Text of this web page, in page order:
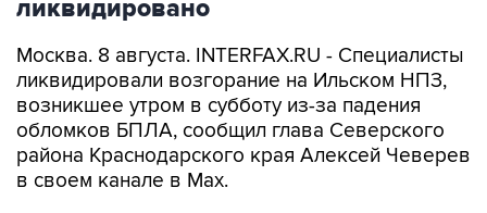
ликвидировано
Москва. 8 августа. INTERFAX.RU - Специалисты
ликвидировали возгорание на Ильском НПЗ,
возникшее утром в субботу из-за падения
обломков БПЛА, сообщил глава Северского
района Краснодарского края Алексей Чеверев
в своем канале в Max.